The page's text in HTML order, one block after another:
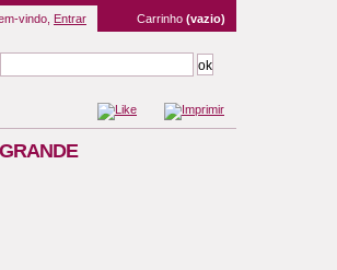
Carrinho (vazio)
vindo, Entrar